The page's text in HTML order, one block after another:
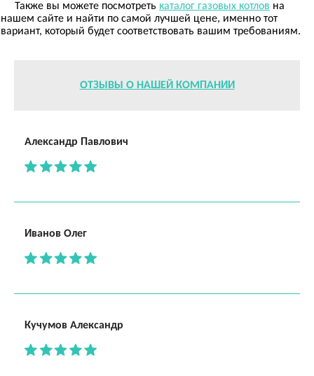
Также вы можете посмотреть каталог газовых котлов на
нашем сайте и найти по самой лучшей цене, именно тот
вариант, который будет соответствовать вашим требованиям.
ОТЗЫВЫ О НАШЕЙ КОМПАНИИ
Александр Павлович
Иванов Олег
Кучумов Александр